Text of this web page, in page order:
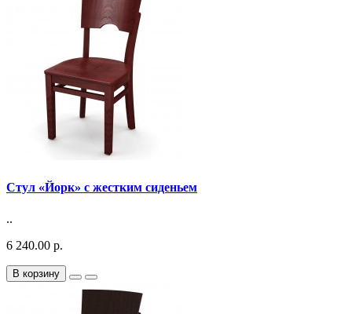
Стул «Йорк» с жестким сиденьем
..
6 240.00 р.
В корзину